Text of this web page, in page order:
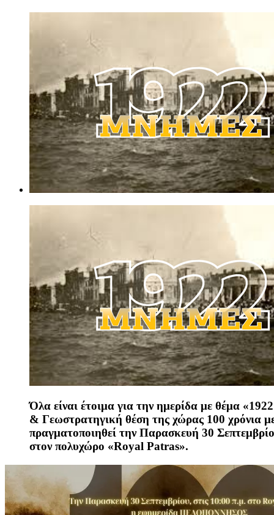
Όλα είναι έτοιμα για την ημερίδα με θέμα «
& Γεωστρατηγική θέση της χώρας 100 χρόνια
πραγματοποιηθεί την Παρασκευή 30
στον πολυχώρο «Royal Patras».